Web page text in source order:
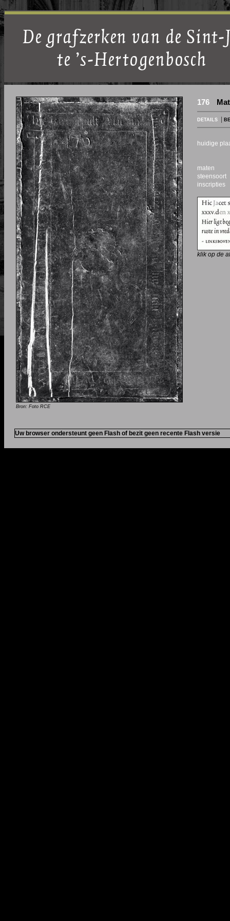
Bron: Foto RCE
176
DETAILS
huidige
maten
steensoort
inscripties
klik op de
Uw browser ondersteunt geen Flash of bezit geen recente Flash versie